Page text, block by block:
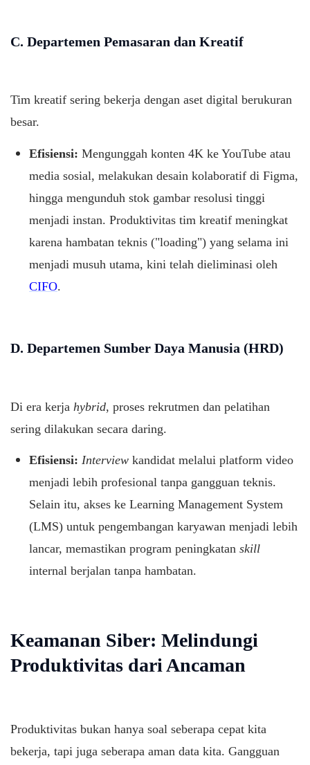
C. Departemen Pemasaran dan Kreatif
Tim kreatif sering bekerja dengan aset digital berukuran
besar.
Efisiensi: Mengunggah konten 4K ke YouTube atau
media sosial, melakukan desain kolaboratif di Figma,
hingga mengunduh stok gambar resolusi tinggi
menjadi instan. Produktivitas tim kreatif meningkat
karena hambatan teknis ("loading") yang selama ini
menjadi musuh utama, kini telah dieliminasi oleh
CIFO.
D. Departemen Sumber Daya Manusia (HRD)
Di era kerja hybrid, proses rekrutmen dan pelatihan
sering dilakukan secara daring.
Efisiensi: Interview kandidat melalui platform video
menjadi lebih profesional tanpa gangguan teknis.
Selain itu, akses ke Learning Management System
(LMS) untuk pengembangan karyawan menjadi lebih
lancar, memastikan program peningkatan skill
internal berjalan tanpa hambatan.
Keamanan Siber: Melindungi
Produktivitas dari Ancaman
Produktivitas bukan hanya soal seberapa cepat kita
bekerja, tapi juga seberapa aman data kita. Gangguan